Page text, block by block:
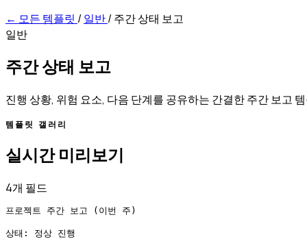
← 모든 템플릿 /일반/주간 상태 보고
일반
주간 상태 보고
진행 상황, 위험 요소, 다음 단계를 공유하는 간결한 주간 보고
템플릿 갤러리
실시간 미리보기
4개 필드
프로젝트 주간 보고 (이번 주)
상태: 정상 진행